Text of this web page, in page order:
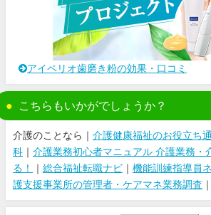
アイペリオ歯磨き粉の効果・口コミ
こちらもいかがでしょうか？
介護のことなら｜ 介護健康福祉のお役立ち
科 ｜ 介護業務初心者マニュアル 介護業務・
る！
｜ 総合福祉転職ナビ ｜ 機能訓練指導員
護支援事業所の管理者・ケアマネ業務調査 ｜